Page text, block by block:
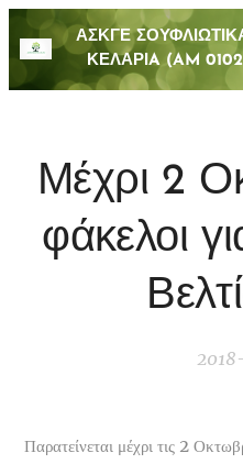
ΑΣΚΓΕ
ΚΕΛΑΡΙA (AM
Μέχρι 2
φάκελοι
Παρατείνεται μέχρι τις 2